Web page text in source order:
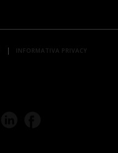
| INFORMATIVA PRIVACY